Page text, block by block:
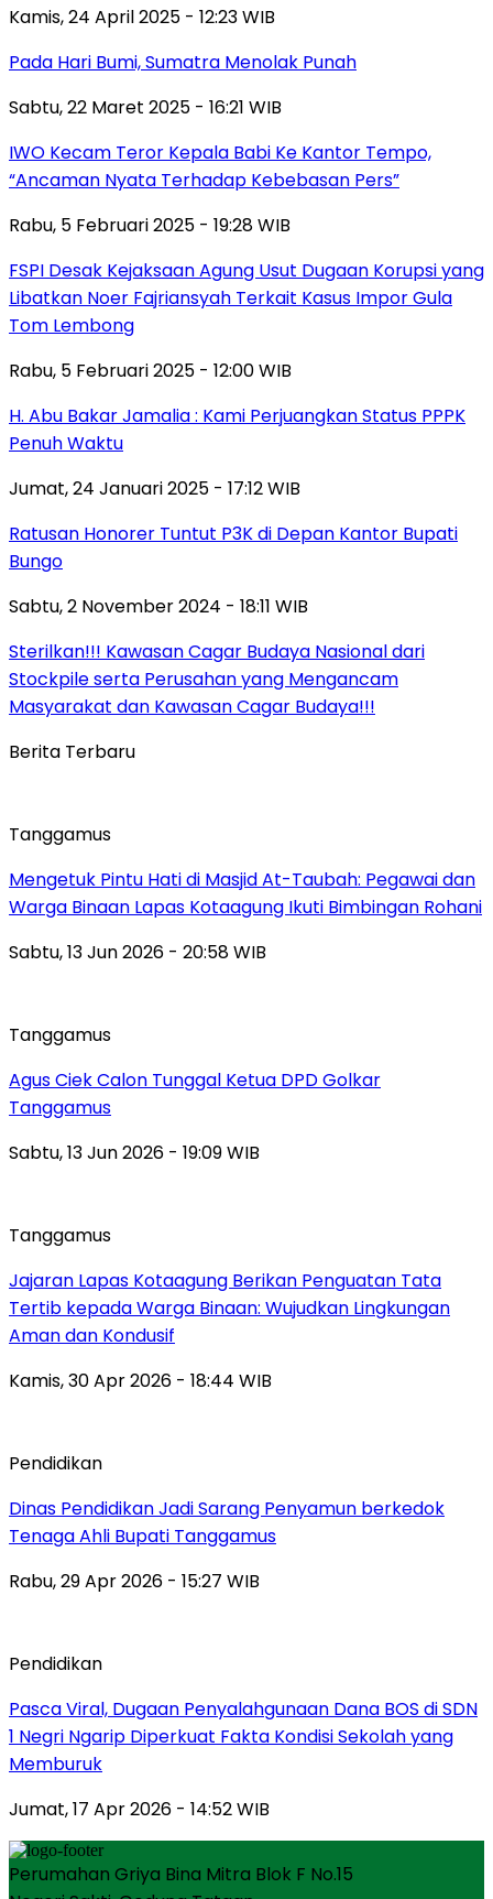
Kamis, 24 April 2025 - 12:23 WIB
Pada Hari Bumi, Sumatra Menolak Punah
Sabtu, 22 Maret 2025 - 16:21 WIB
IWO Kecam Teror Kepala Babi Ke Kantor Tempo,
“Ancaman Nyata Terhadap Kebebasan Pers”
Rabu, 5 Februari 2025 - 19:28 WIB
FSPI Desak Kejaksaan Agung Usut Dugaan Korupsi yang
Libatkan Noer Fajriansyah Terkait Kasus Impor Gula
Tom Lembong
Rabu, 5 Februari 2025 - 12:00 WIB
H. Abu Bakar Jamalia : Kami Perjuangkan Status PPPK
Penuh Waktu
Jumat, 24 Januari 2025 - 17:12 WIB
Ratusan Honorer Tuntut P3K di Depan Kantor Bupati
Bungo
Sabtu, 2 November 2024 - 18:11 WIB
Sterilkan!!! Kawasan Cagar Budaya Nasional dari
Stockpile serta Perusahan yang Mengancam
Masyarakat dan Kawasan Cagar Budaya!!!
Berita Terbaru
Tanggamus
Mengetuk Pintu Hati di Masjid At-Taubah: Pegawai dan
Warga Binaan Lapas Kotaagung Ikuti Bimbingan Rohani
Sabtu, 13 Jun 2026 - 20:58 WIB
Tanggamus
Agus Ciek Calon Tunggal Ketua DPD Golkar
Tanggamus
Sabtu, 13 Jun 2026 - 19:09 WIB
Tanggamus
Jajaran Lapas Kotaagung Berikan Penguatan Tata
Tertib kepada Warga Binaan: Wujudkan Lingkungan
Aman dan Kondusif
Kamis, 30 Apr 2026 - 18:44 WIB
Pendidikan
Dinas Pendidikan Jadi Sarang Penyamun berkedok
Tenaga Ahli Bupati Tanggamus
Rabu, 29 Apr 2026 - 15:27 WIB
Pendidikan
Pasca Viral, Dugaan Penyalahgunaan Dana BOS di SDN
1 Negri Ngarip Diperkuat Fakta Kondisi Sekolah yang
Memburuk
Jumat, 17 Apr 2026 - 14:52 WIB
Perumahan Griya Bina Mitra Blok F No.15